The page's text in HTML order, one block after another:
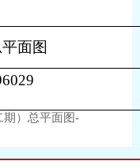
面图
期）总平面图-